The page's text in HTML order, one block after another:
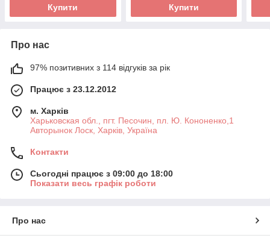
Купити Купити
Про нас
97% позитивних з 114 відгуків за рік
Працює з 23.12.2012
м. Харків
Харьковская обл., пгт. Песочин, пл. Ю. Кононенко,1
Авторынок Лоск, Харків, Україна
Контакти
Сьогодні працює з 09:00 до 18:00
Показати весь графік роботи
Про нас